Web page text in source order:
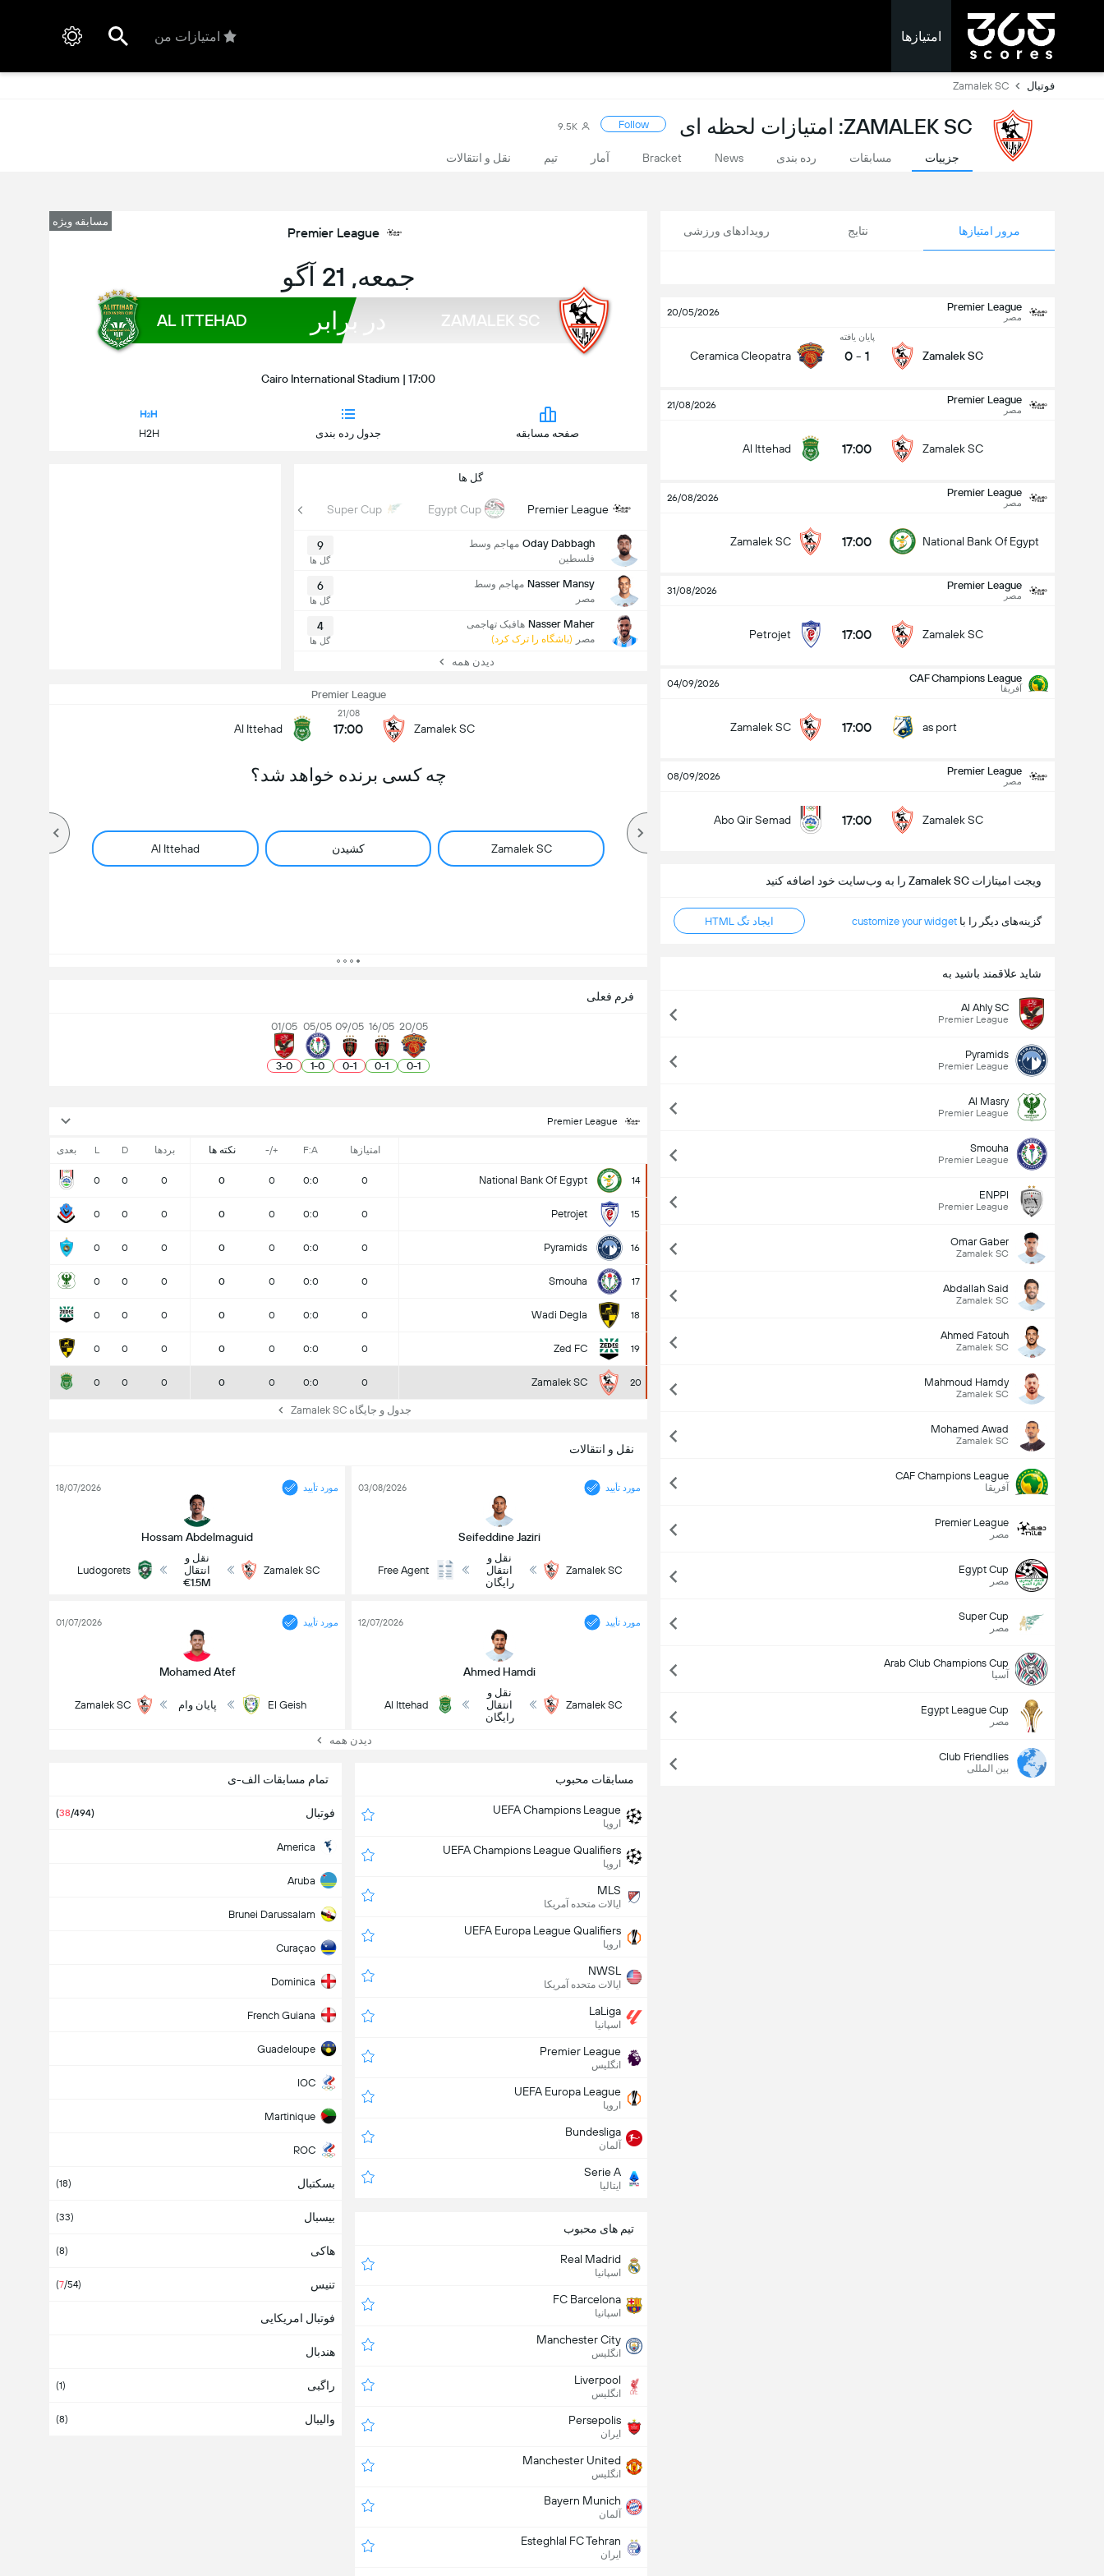
امتیازها امتیازات من
فوتبال Zamalek SC
ZAMALEK SC: امتیازات لحظه ای Follow
9.5K
جزییات مسابقات رده بندی News
Bracket آمار تیم نقل و انتقالات
مرور امتیازها نتایج رویدادهای ورزشی
Premier League
مصر 20/05/2026
Zamalek SC
پایان یافته
1
-
0
Ceramica Cleopatra
Premier League
مصر 21/08/2026
Zamalek SC
17:00
Al Ittehad
Premier League
مصر 26/08/2026
National Bank Of Egypt
17:00
Zamalek SC
Premier League
مصر 31/08/2026
Zamalek SC
17:00
Petrojet
CAF Champions League
آفریقا 04/09/2026
as port
17:00
Zamalek SC
Premier League
مصر 08/09/2026
Zamalek SC
17:00
Abo Qir Semad
ویجت امیتازات Zamalek SC را به وب‌سایت خود اضافه کنید
گزینه‌های دیگر را با customize your widget ایجاد تگ HTML
شاید علاقمند باشید به
Al Ahly SC
Premier League
Pyramids
Premier League
Al Masry
Premier League
Smouha
Premier League
ENPPI
Premier League
Omar Gaber
Zamalek SC
Abdallah Said
Zamalek SC
Ahmed Fatouh
Zamalek SC
Mahmoud Hamdy
Zamalek SC
Mohamed Awad
Zamalek SC
CAF Champions League
آفریقا
Premier League
مصر
Egypt Cup
مصر
Super Cup
مصر
Arab Club Champions Cup
آسیا
Egypt League Cup
مصر
Club Friendlies
بین المللی
مسابقه ویژه
Premier League
جمعه, 21 آگو
ZAMALEK SC در برابر AL ITTEHAD
17:00 | Cairo International Stadium
صفحه مسابقه جدول رده بندی H2H
گل ها
Premier League
Egypt Cup
Super Cup
Oday Dabbagh مهاجم وسط
فلسطین
9
گل ها
Nasser Mansy مهاجم وسط
مصر
6
گل ها
Nasser Maher هافبک تهاجمی
مصر
(باشگاه را ترک کرد)
4
گل ها
دیدن همه
Premier League
Zamalek SC
21/08
17:00
Al Ittehad
چه کسی برنده خواهد شد؟
Zamalek SC کشیدن Al Ittehad
17:00
Zamalek SC
کل گل های بازی (2.5)
فرم فعلی
20/05
1
-
0
16/05
1
-
0
09/05
1
-
0
05/05
0
-
1
01/05
0
-
3
Premier League
امتیازها F:A
+/- نکته ها بردها D
L بعدی
14
National Bank Of Egypt
0
0:0
0
0
0
0
0
15
Petrojet
0
0:0
0
0
0
0
0
16
Pyramids
0
0:0
0
0
0
0
0
17
Smouha
0
0:0
0
0
0
0
0
18
Wadi Degla
0
0:0
0
0
0
0
0
19
Zed FC
0
0:0
0
0
0
0
0
20
Zamalek SC
0
0:0
0
0
0
0
0
جدول و جایگاه Zamalek SC
نقل و انتقالات
مورد تأیید
Seifeddine Jaziri
03/08/2026
Zamalek SC
نقل و
انتقال
رایگان
Free Agent
مورد تأیید
Hossam Abdelmaguid
18/07/2026
Zamalek SC
نقل و
انتقال
€1.5M
Ludogorets
مورد تأیید
Ahmed Hamdi
12/07/2026
Zamalek SC
نقل و
انتقال
رایگان
Al Ittehad
مورد تأیید
Mohamed Atef
01/07/2026
El Geish پایان وام Zamalek SC
دیدن همه
مسابقات محبوب
UEFA Champions League
اروپا
UEFA Champions League Qualifiers
اروپا
MLS
ایالات متحده آمریکا
UEFA Europa League Qualifiers
اروپا
NWSL
ایالات متحده آمریکا
LaLiga
اسپانیا
Premier League
انگلیس
UEFA Europa League
اروپا
Bundesliga
آلمان
Serie A
ایتالیا
تمام مسابقات الف-ی
فوتبال (38/494)
America
Aruba
Brunei Darussalam
Curaçao
Dominica
French Guiana
Guadeloupe
IOC
Martinique
ROC
Stay Home
Turks and Caicos Islands
آذربایجان
آرژانتین
آسیا
آفریقا
آفریقای جنوبی
آلبانی
بسکتبال (18)
بیسبال (33)
هاکی (8)
تنیس (7/54)
فوتبال امریکایی
هندبال
راگبی (1)
والیبال (8)
تیم های محبوب
Real Madrid
اسپانیا
FC Barcelona
اسپانیا
Manchester City
انگلیس
Liverpool
انگلیس
Persepolis
ایران
Manchester United
انگلیس
Bayern Munich
آلمان
Esteghlal FC Tehran
ایران